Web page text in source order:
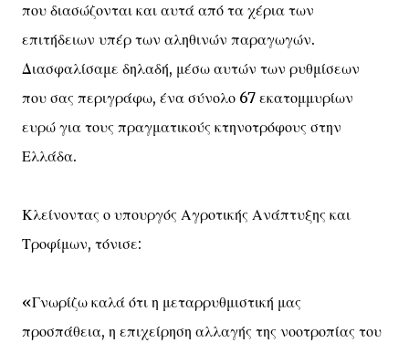
που διασώζονται και αυτά από τα χέρια των
επιτήδειων υπέρ των αληθινών παραγωγών.
Διασφαλίσαμε δηλαδή, μέσω αυτών των ρυθμίσεων
που σας περιγράφω, ένα σύνολο 67 εκατομμυρίων
ευρώ για τους πραγματικούς κτηνοτρόφους στην
Ελλάδα.
Κλείνοντας ο υπουργός Αγροτικής Ανάπτυξης και
Τροφίμων, τόνισε:
«Γνωρίζω καλά ότι η μεταρρυθμιστική μας
προσπάθεια, η επιχείρηση αλλαγής της νοοτροπίας του